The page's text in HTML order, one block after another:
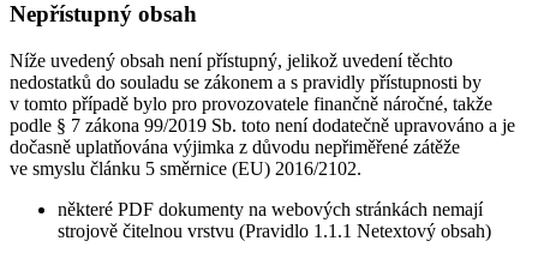
Nepřístupný obsah
Níže uvedený obsah není přístupný, jelikož uvedení těchto
nedostatků do souladu se zákonem a s pravidly přístupnosti by
v tomto případě bylo pro provozovatele finančně náročné, takže
podle § 7 zákona 99/2019 Sb. toto není dodatečně upravováno a je
dočasně uplatňována výjimka z důvodu nepřiměřené zátěže
ve smyslu článku 5 směrnice (EU) 2016/2102.
některé PDF dokumenty na webových stránkách nemají
strojově čitelnou vrstvu (Pravidlo 1.1.1 Netextový obsah)